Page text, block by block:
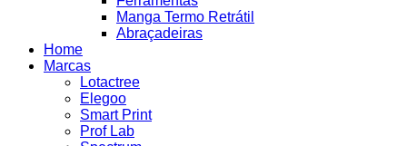
Manga Termo Retrátil
Abraçadeiras
Home
Marcas
Lotactree
Elegoo
Smart Print
Prof Lab